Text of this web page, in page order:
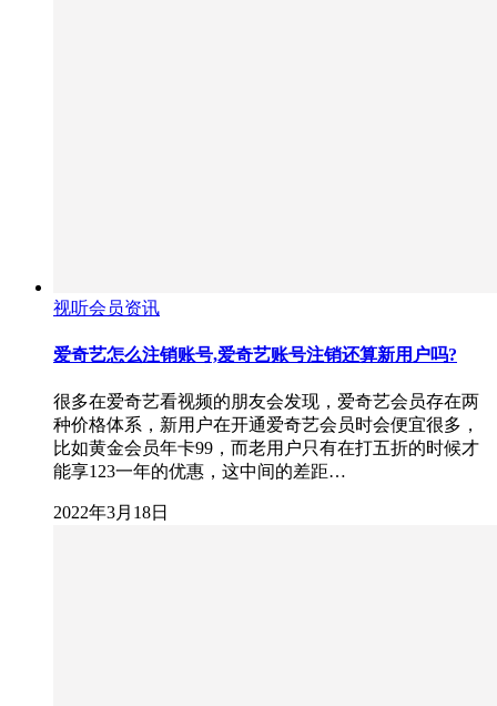
视听会员资讯
爱奇艺怎么注销账号,爱奇艺账号注销还算新用户吗?
很多在爱奇艺看视频的朋友会发现，爱奇艺会员存在两
种价格体系，新用户在开通爱奇艺会员时会便宜很多，
比如黄金会员年卡99，而老用户只有在打五折的时候才
能享123一年的优惠，这中间的差距…
2022年3月18日